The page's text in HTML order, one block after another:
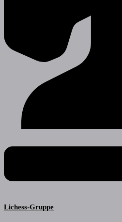
Lichess-Gruppe